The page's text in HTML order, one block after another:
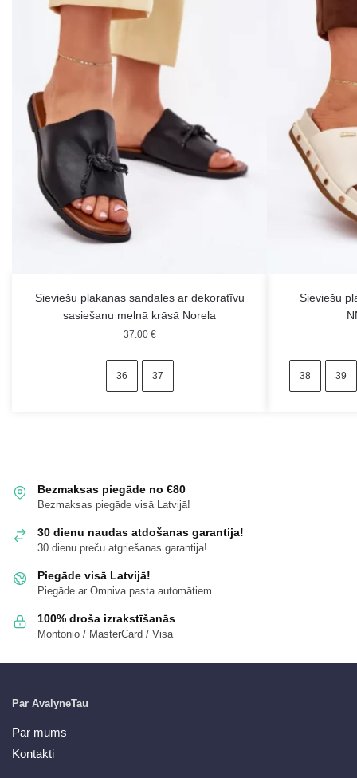
Sieviešu plakanas sandales ar dekoratīvu
sasiešanu melnā krāsā Norela
37.00 €
36 37
Sieviešu
38 39
Bezmaksas piegāde no €80
Bezmaksas piegāde visā Latvijā!
30 dienu naudas atdošanas garantija!
30 dienu preču atgriešanas garantija!
Piegāde visā Latvijā!
Piegāde ar Omniva pasta automātiem
100% droša izrakstīšanās
Montonio / MasterCard / Visa
Par AvalyneTau
Par mums
Kontakti